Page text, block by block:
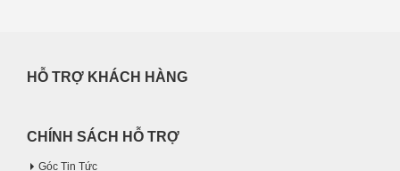
HỖ TRỢ KHÁCH HÀNG
CHÍNH SÁCH HỖ TRỢ
Góc Tin Tức